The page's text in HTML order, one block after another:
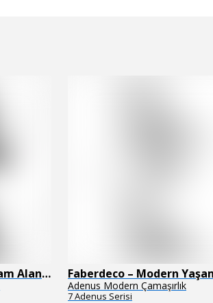
Faberdeco – Modern Yaşam Alanları İçin Özel Tasarım Mobilyalar
Adenus Modern Çamaşırlık
7 Adenus Serisi